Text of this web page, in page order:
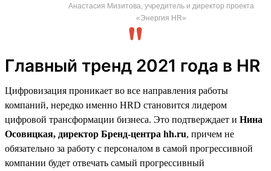
Анастасия Мизитова, учредитель и директор проекта
«Энергия HR»
Главный тренд 2021 года в HR
Цифровизация проникает во все направления работы
компаний, нередко именно HRD становится лидером
цифровой трансформации бизнеса. Это подтверждает и Нина
Осовицкая, директор Бренд-центра hh.ru, причем не
обязательно за работу с персоналом в самой прогрессивной
компании будет отвечать самый прогрессивный